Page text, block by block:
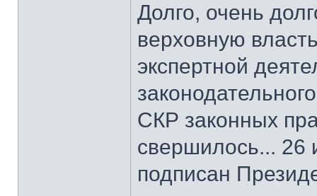
Долго, очень
верховную
экспертной
СКР законных
свершилось... 26
подписан